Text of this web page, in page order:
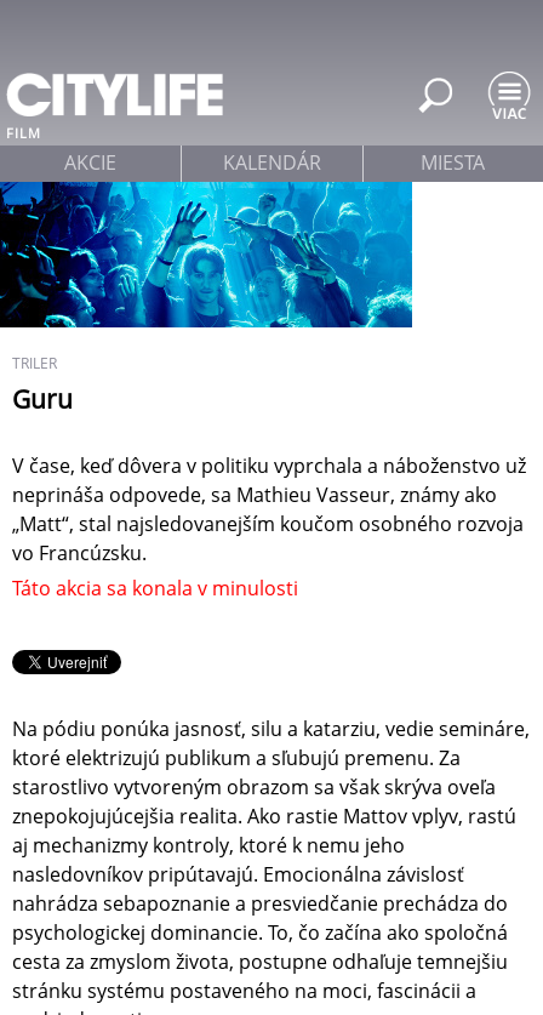
FILM
TRILER
Guru
V čase, keď dôvera v politiku vyprchala a náboženstvo už
neprináša odpovede, sa Mathieu Vasseur, známy ako
„Matt“, stal najsledovanejším koučom osobného rozvoja
vo Francúzsku.
Táto akcia sa konala v minulosti
Na pódiu ponúka jasnosť, silu a katarziu, vedie semináre,
ktoré elektrizujú publikum a sľubujú premenu. Za
starostlivo vytvoreným obrazom sa však skrýva oveľa
znepokojujúcejšia realita. Ako rastie Mattov vplyv, rastú
aj mechanizmy kontroly, ktoré k nemu jeho
nasledovníkov pripútavajú. Emocionálna závislosť
nahrádza sebapoznanie a presviedčanie prechádza do
psychologickej dominancie. To, čo začína ako spoločná
cesta za zmyslom života, postupne odhaľuje temnejšiu
stránku systému postaveného na moci, fascinácii a
AKCIE KALENDÁR MIESTA